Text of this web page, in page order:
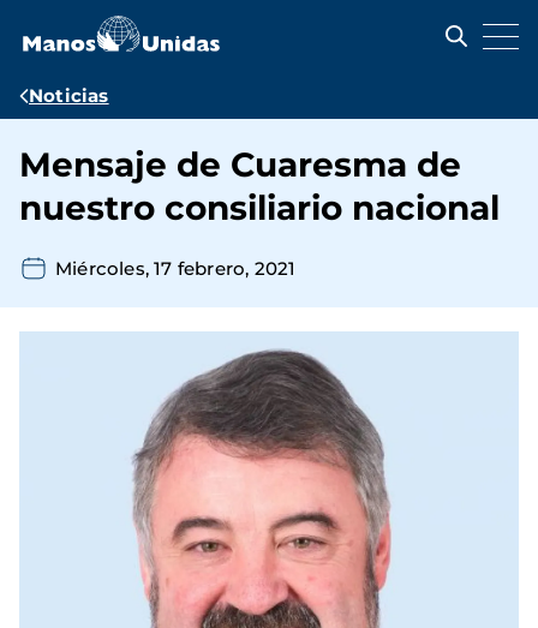
contenido
Ruta
navegación
Noticias
Mensaje de Cuaresma de
nuestro consiliario nacional
Miércoles, 17 febrero, 2021